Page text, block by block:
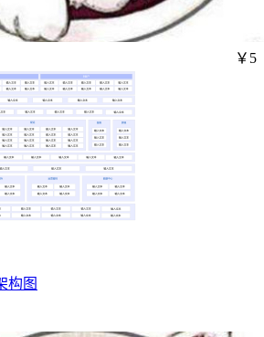
￥5
构图